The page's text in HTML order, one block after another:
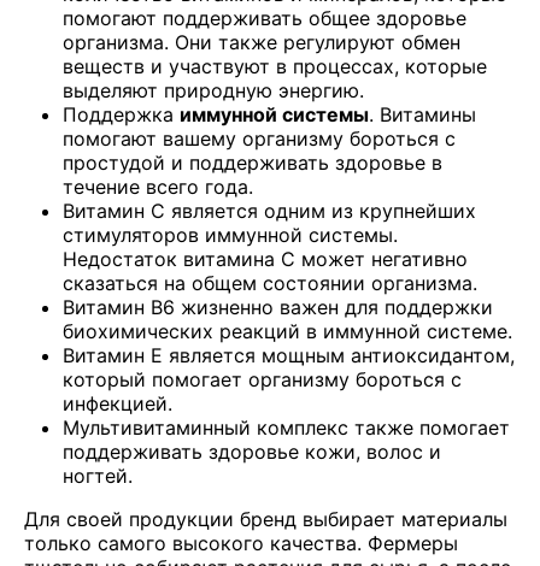
помогают поддерживать общее здоровье
организма. Они также регулируют обмен
веществ и участвуют в процессах, которые
выделяют природную энергию.
Поддержка иммунной системы. Витамины
помогают вашему организму бороться с
простудой и поддерживать здоровье в
течение всего года.
Витамин С является одним из крупнейших
стимуляторов иммунной системы.
Недостаток витамина С может негативно
сказаться на общем состоянии организма.
Витамин B6 жизненно важен для поддержки
биохимических реакций в иммунной системе.
Витамин Е является мощным антиоксидантом,
который помогает организму бороться с
инфекцией.
Мультивитаминный комплекс также помогает
поддерживать здоровье кожи, волос и
ногтей.
Для своей продукции бренд выбирает материалы
только самого высокого качества. Фермеры